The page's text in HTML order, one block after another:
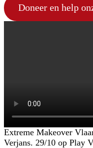
Doneer en help
Extreme Makeover
Verjans. 29/10 op Play